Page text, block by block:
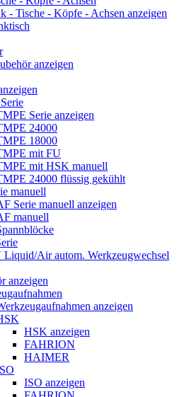
- Tische - Köpfe - Achsen anzeigen
anzeigen
Serie anzeigen
24000
18000
mit FU
mit HSK manuell
24000 flüssig gekühlt
manuell
Serie manuell anzeigen
manuell
Air autom. Werkzeugwechsel
anzeigen
anzeigen
HSK anzeigen
FAHRION
HAIMER
ISO anzeigen